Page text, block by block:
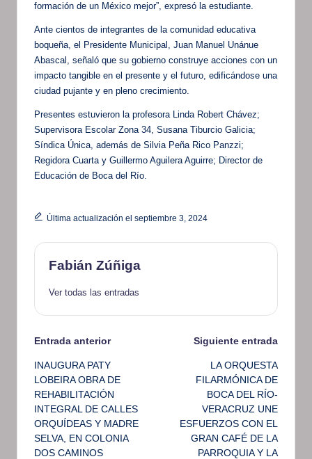
formación de un México mejor”, expresó la estudiante.
Ante cientos de integrantes de la comunidad educativa
boqueña, el Presidente Municipal, Juan Manuel Unánue
Abascal, señaló que su gobierno construye acciones con un
impacto tangible en el presente y el futuro, edificándose una
ciudad pujante y en pleno crecimiento.
Presentes estuvieron la profesora Linda Robert Chávez;
Supervisora Escolar Zona 34, Susana Tiburcio Galicia;
Síndica Única, además de Silvia Peña Rico Panzzi;
Regidora Cuarta y Guillermo Aguilera Aguirre; Director de
Educación de Boca del Río.
Última actualización el septiembre 3, 2024
Fabián Zúñiga
Ver todas las entradas
Navegación
de
entradas
Entrada anterior
INAUGURA PATY
LOBEIRA OBRA DE
REHABILITACIÓN
INTEGRAL DE CALLES
ORQUÍDEAS Y MADRE
SELVA, EN COLONIA
DOS CAMINOS
Siguiente entrada
LA ORQUESTA
FILARMÓNICA DE
BOCA DEL RÍO-
VERACRUZ UNE
ESFUERZOS CON EL
GRAN CAFÉ DE LA
PARROQUIA Y LA